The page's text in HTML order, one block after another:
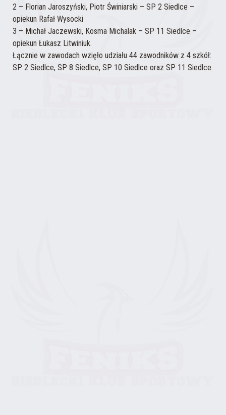
2 – Florian Jaroszyński, Piotr Świniarski – SP 2 Siedlce –
opiekun Rafał Wysocki
3 – Michał Jaczewski, Kosma Michalak – SP 11 Siedlce –
opiekun Łukasz Litwiniuk.
Łącznie w zawodach wzięło udziału 44 zawodników z 4 szkół:
SP 2 Siedlce, SP 8 Siedlce, SP 10 Siedlce oraz SP 11 Siedlce.